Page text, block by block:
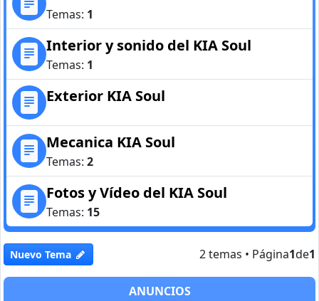
Temas: 1
Interior y sonido del KIA Soul
Temas: 1
Exterior KIA Soul
Mecanica KIA Soul
Temas: 2
Fotos y Vídeo del KIA Soul
Temas: 15
Nuevo Tema 2 temas • Página1de1
ANUNCIOS